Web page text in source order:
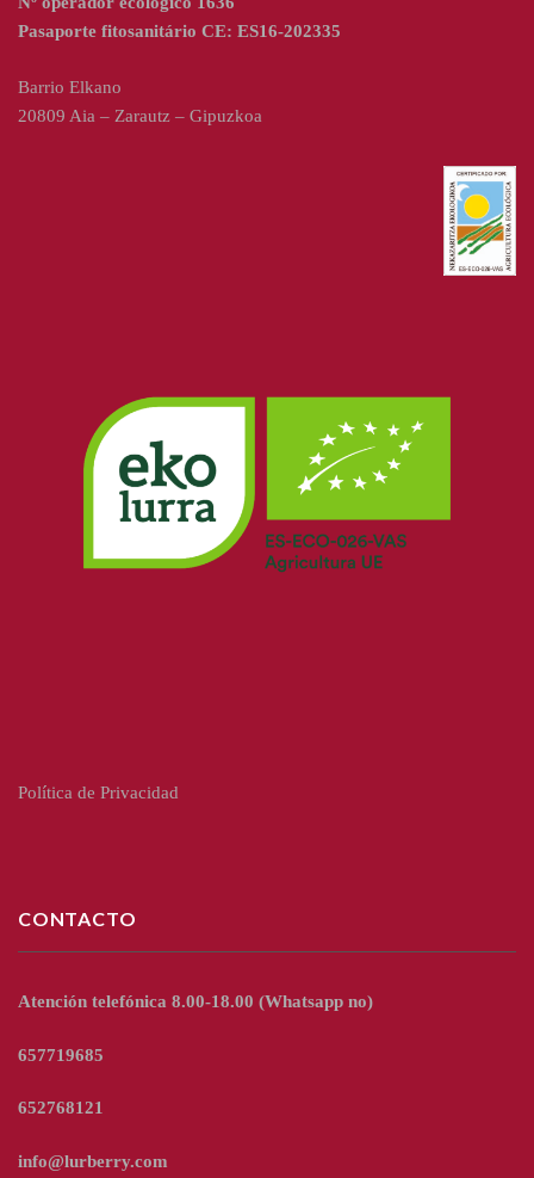
Pasaporte fitosanitário CE: ES16-202335
Barrio Elkano
20809 Aia – Zarautz – Gipuzkoa
Política de Privacidad
CONTACTO
Atención telefónica 8.00-18.00 (Whatsapp no)
657719685
652768121
info@lurberry.com